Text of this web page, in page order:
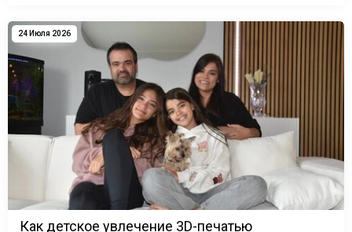
резул…
24 Июля 2026
Как детское увлечение 3D-печатью